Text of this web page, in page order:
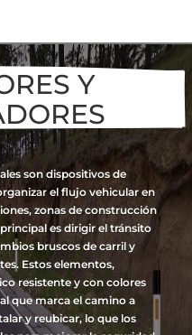
Y
son dispositivos de
el flujo vehicular en
zonas de construcción
es dirigir el tránsito
bruscos de carril y
Estos elementos,
resistente y con colores
que marca el camino a
y reubicar, lo que los